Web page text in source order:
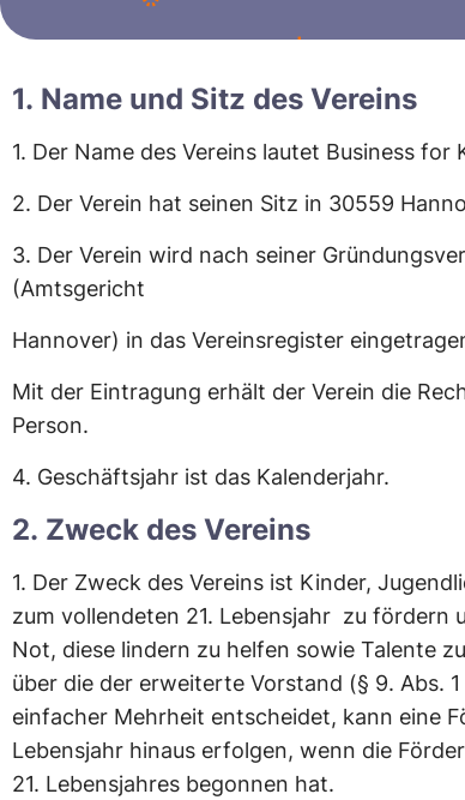
1. Name und Sitz des Vereins
1. Der Name des Vereins lautet Business for
2. Der Verein hat seinen Sitz in 30559
3. Der Verein wird nach seiner
(Amtsgericht
Hannover) in das Vereinsregister
Mit der Eintragung erhält der Verein die
Person.
4. Geschäftsjahr ist das Kalenderjahr.
2. Zweck des Vereins
1. Der Zweck des Vereins ist Kinder,
zum vollendeten 21. Lebensjahr zu fördern
Not, diese lindern zu helfen sowie Talente
über die der erweiterte Vorstand (§ 9. Abs.
einfacher Mehrheit entscheidet, kann eine
Lebensjahr hinaus erfolgen, wenn die
21. Lebensjahres begonnen hat.